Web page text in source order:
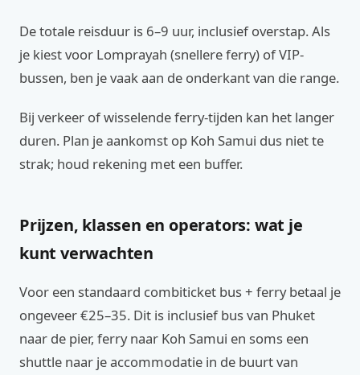
De totale reisduur is 6–9 uur, inclusief overstap. Als
je kiest voor Lomprayah (snellere ferry) of VIP-
bussen, ben je vaak aan de onderkant van die range.
Bij verkeer of wisselende ferry-tijden kan het langer
duren. Plan je aankomst op Koh Samui dus niet te
strak; houd rekening met een buffer.
Prijzen, klassen en operators: wat je
kunt verwachten
Voor een standaard combiticket bus + ferry betaal je
ongeveer €25–35. Dit is inclusief bus van Phuket
naar de pier, ferry naar Koh Samui en soms een
shuttle naar je accommodatie in de buurt van